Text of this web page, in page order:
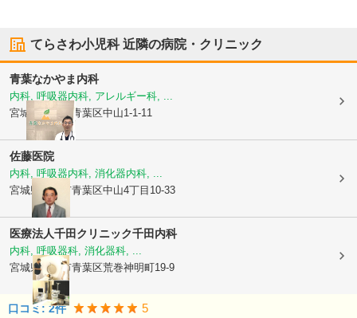
てらさわ小児科近隣の病院・クリニック
青葉なかやま内科
内科, 呼吸器内科, アレルギー科, ...
宮城県仙台市青葉区中山1-1-11
佐藤医院
内科, 呼吸器内科, 消化器内科, ...
宮城県仙台市青葉区中山4丁目10-33
医療法人千田クリニック千田内科
内科, 呼吸器科, 消化器科, ...
宮城県仙台市青葉区荒巻神明町19-9
口コミ: 2件 5